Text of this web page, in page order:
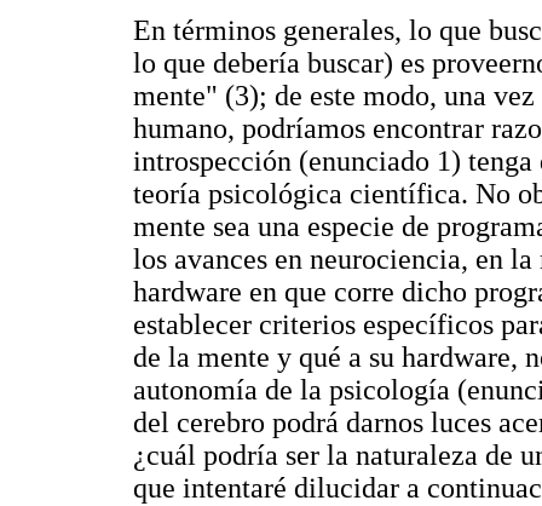
En términos generales, lo que
lo que debería buscar) es
mente" (3); de este modo, una
humano, podríamos encontrar
introspección (enunciado 1)
teoría psicológica científica. No
mente sea una especie de
los avances en neurociencia, en
hardware en que corre dicho
establecer criterios específicos
de la mente y qué a su hardware,
autonomía de la psicología
del cerebro podrá darnos luces
¿cuál podría ser la naturaleza de
que intentaré dilucidar a